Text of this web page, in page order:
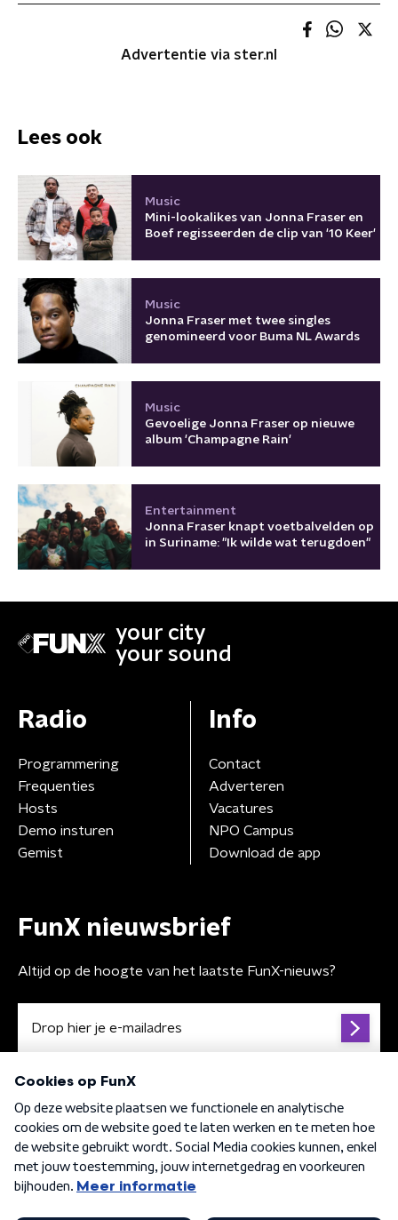
Advertentie via ster.nl
Lees ook
Music
Mini-lookalikes van Jonna Fraser en
Boef regisseerden de clip van '10 Keer'
Music
Jonna Fraser met twee singles
genomineerd voor Buma NL Awards
Music
Gevoelige Jonna Fraser op nieuwe
album 'Champagne Rain'
Entertainment
Jonna Fraser knapt voetbalvelden op
in Suriname: "Ik wilde wat terugdoen"
your city
your sound
Radio
Programmering
Frequenties
Hosts
Demo insturen
Gemist
Info
Contact
Adverteren
Vacatures
NPO Campus
Download de app
FunX nieuwsbrief
Altijd op de hoogte van het laatste FunX-nieuws?
Algemene voorwaarden Privacybeleid